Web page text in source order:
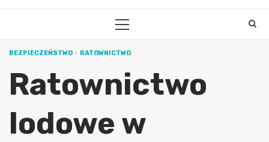
PRIMARY
BEZPIECZEŃSTWO RATOWNICTWO
Ratownictwo
lodowe w